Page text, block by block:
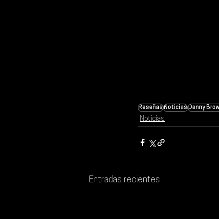
ReseñasNoticiasDanny
Noticias
Entradas recientes